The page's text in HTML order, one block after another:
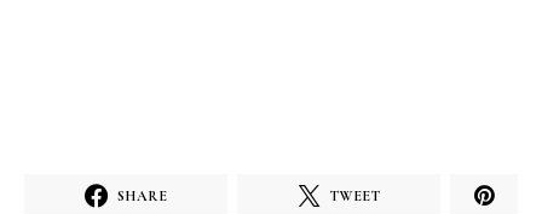
SHARE TWEET